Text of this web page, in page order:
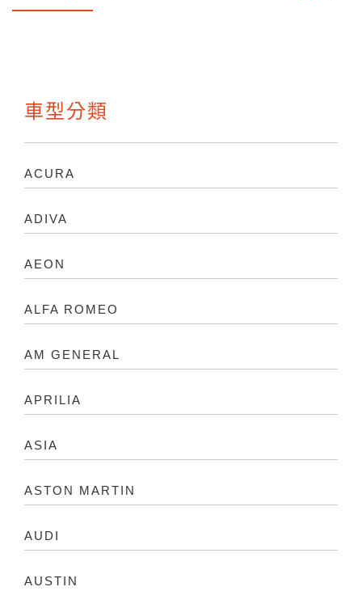
車型分類
ACURA
ADIVA
AEON
ALFA ROMEO
AM GENERAL
APRILIA
ASIA
ASTON MARTIN
AUDI
AUSTIN